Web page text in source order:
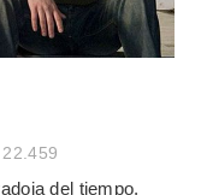
22.459
del tiempo,